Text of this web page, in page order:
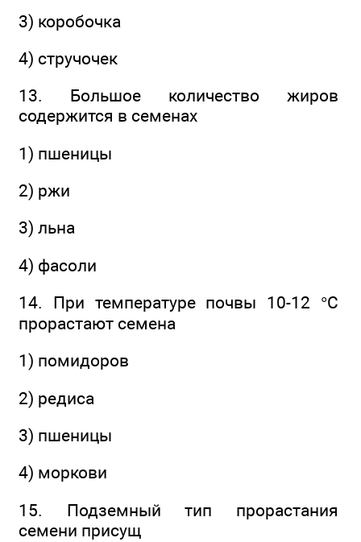
3) коробочка
4) стручочек
13. Большое количество жиров
содержится в семенах
1) пшеницы
2) ржи
3) льна
4) фасоли
14. При температуре почвы 10-12 °С
прорастают семена
1) помидоров
2) редиса
3) пшеницы
4) моркови
15. Подземный тип прорастания
семени присущ